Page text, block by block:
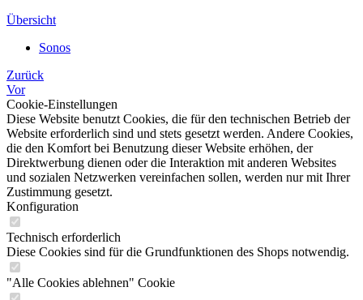
Übersicht
Sonos
Zurück
Vor
Cookie-Einstellungen
Diese Website benutzt Cookies, die für den technischen Betrieb der
Website erforderlich sind und stets gesetzt werden. Andere Cookies,
die den Komfort bei Benutzung dieser Website erhöhen, der
Direktwerbung dienen oder die Interaktion mit anderen Websites
und sozialen Netzwerken vereinfachen sollen, werden nur mit Ihrer
Zustimmung gesetzt.
Konfiguration
Technisch erforderlich
Diese Cookies sind für die Grundfunktionen des Shops notwendig.
"Alle Cookies ablehnen" Cookie